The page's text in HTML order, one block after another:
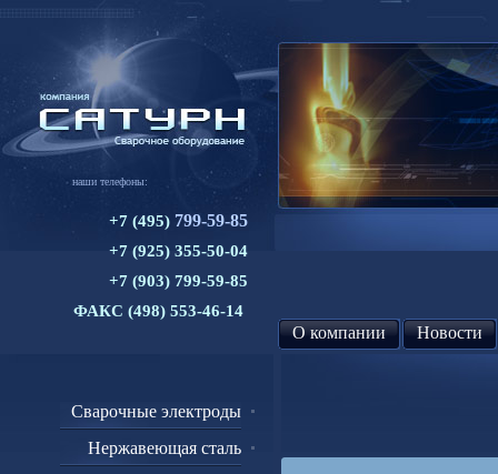
наши телефоны:
+7 (495) 799-59-85
+7 (925) 355-50-04
+7 (903) 799-59-85
ФАКС (498) 553-46-14
О компании Новости
Сварочные электроды
Нержавеющая сталь